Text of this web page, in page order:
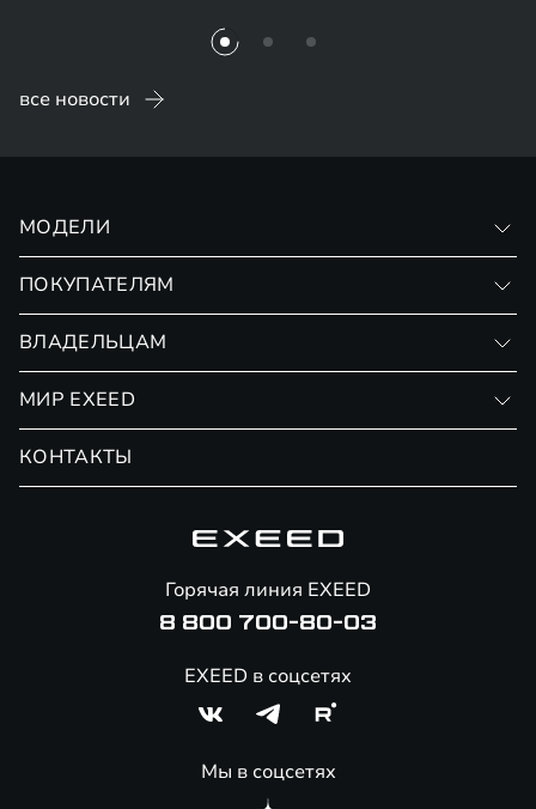
все новости
МОДЕЛИ
ПОКУПАТЕЛЯМ
Страхование
ВЛАДЕЛЬЦАМ
Сервис
Помощь на дорогах
Специальные предложения
МИР EXEED
КОНТАКТЫ
Горячая линия EXEED
8 800 700-80-03
EXEED в соцсетях
Мы в соцсетях